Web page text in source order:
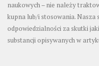
naukowych – nie należy
kupna lub/i stosowania.
odpowiedzialności za skutki
substancji opisywanych w